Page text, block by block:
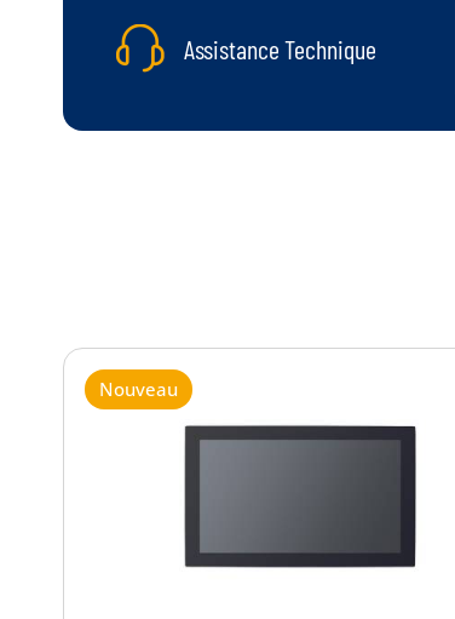
Assistance Technique
Nouveau